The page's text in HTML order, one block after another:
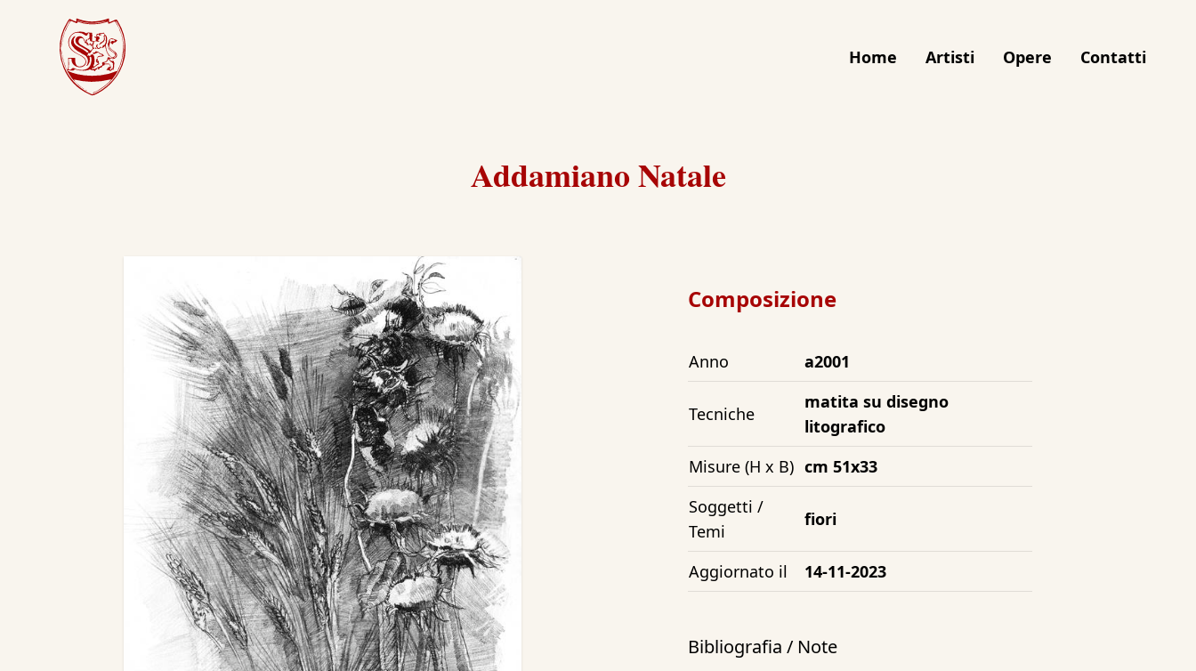
Home Artisti Opere Contatti
Addamiano Natale
Composizione
Anno a2001
Tecniche
matita su disegno
litografico
Misure (H x B) cm 51x33
Soggetti /
Temi
fiori
Aggiornato il 14-11-2023
Bibliografia / Note